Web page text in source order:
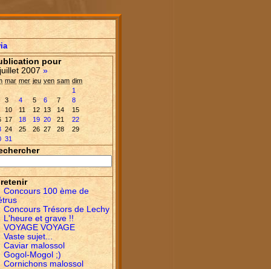
pour
juillet 2007 »
mar mer jeu ven sam dim
1
3 4 5 6 7
8
10 11 12 13 14
15
17 18 19 20 21
22
24 25 26 27 28
29
31
Concours 100 ème de
Concours Trésors de Lechy
L'heure et grave !!
VOYAGE VOYAGE
Vaste sujet...
Caviar malossol
Gogol-Mogol ;)
Cornichons malossol